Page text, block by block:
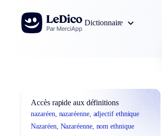
Aller au contenu
Dictionnaire
Accès rapide aux définitions
nazaréen, nazaréenne, adjectif ethnique
Nazaréen, Nazaréenne, nom ethnique